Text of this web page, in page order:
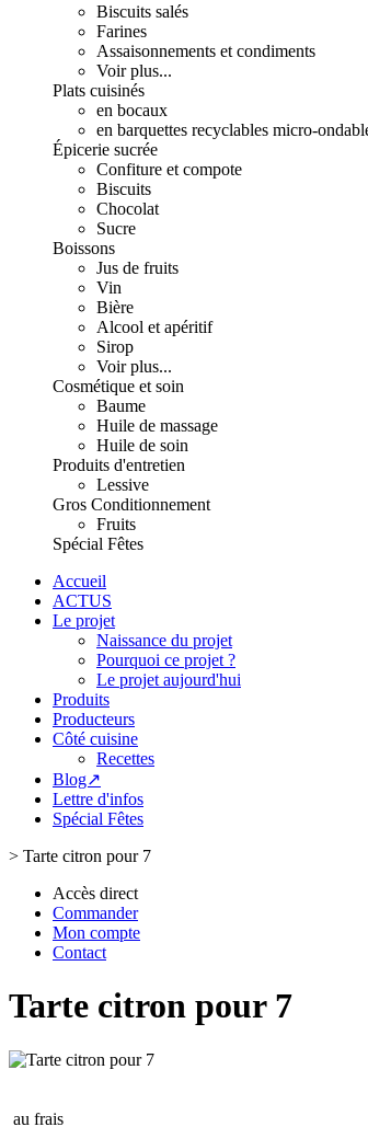
Biscuits salés
Farines
Assaisonnements et condiments
Voir plus...
Plats cuisinés
en bocaux
en barquettes recyclables micro-
Épicerie sucrée
Confiture et compote
Biscuits
Chocolat
Sucre
Boissons
Jus de fruits
Vin
Bière
Alcool et apéritif
Sirop
Voir plus...
Cosmétique et soin
Baume
Huile de massage
Huile de soin
Produits d'entretien
Lessive
Gros Conditionnement
Fruits
Spécial Fêtes
Accueil
ACTUS
Le projet
Naissance du projet
Pourquoi ce projet ?
Le projet aujourd'hui
Produits
Producteurs
Côté cuisine
Recettes
Blog↗
Lettre d'infos
Spécial Fêtes
> Tarte citron pour 7
Accès direct
Commander
Mon compte
Contact
Tarte citron pour 7
au frais